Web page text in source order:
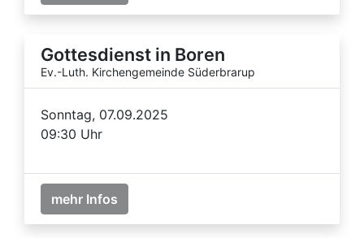
Gottesdienst in Boren
Ev.-Luth. Kirchengemeinde Süderbrarup
Sonntag, 07.09.2025
09:30 Uhr
mehr Infos